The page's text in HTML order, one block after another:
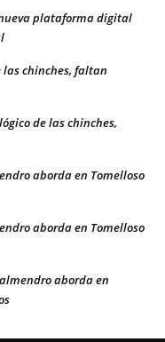
plataforma digital
las chinches, faltan
de las chinches,
aborda en Tomelloso
aborda en Tomelloso
aborda en